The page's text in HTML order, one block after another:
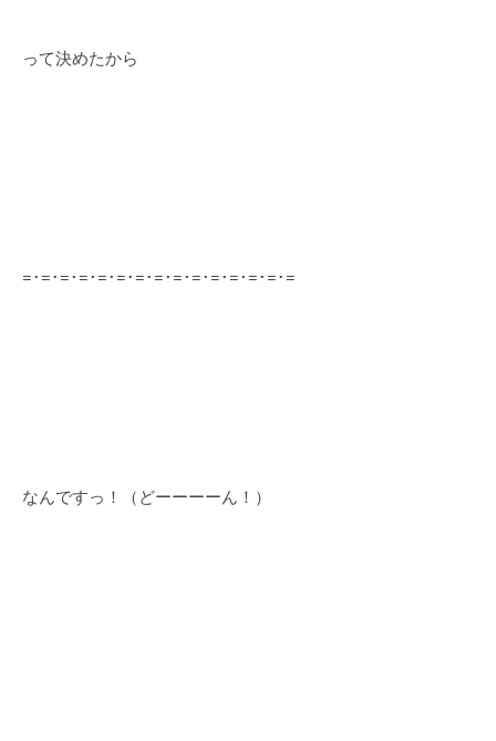
って決めたから
=･=･=･=･=･=･=･=･=･=･=･=･=･=･=
なんですっ！（どーーーーん！）